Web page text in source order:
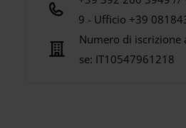
9 - Ufficio +39
Numero di iscrizione
se: IT10547961218